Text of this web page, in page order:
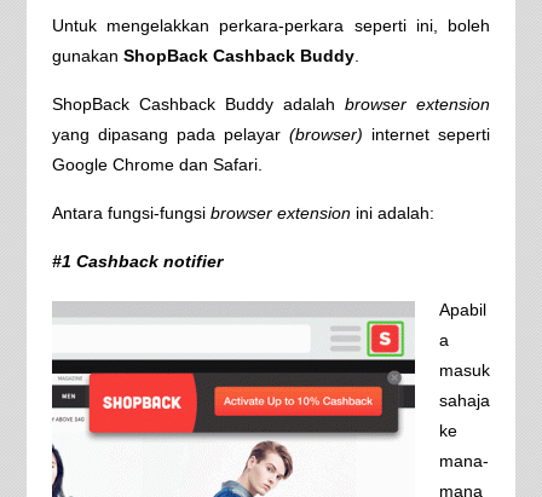
Untuk mengelakkan perkara-perkara seperti ini, boleh
gunakan ShopBack Cashback Buddy.
ShopBack Cashback Buddy adalahbrowser extension
yang dipasang pada pelayar(browser) internet seperti
Google Chrome dan Safari.
Antara fungsi-fungsi browser extensionini adalah:
#1 Cashback notifier
Apabil
a
masuk
sahaja
ke
mana-
mana